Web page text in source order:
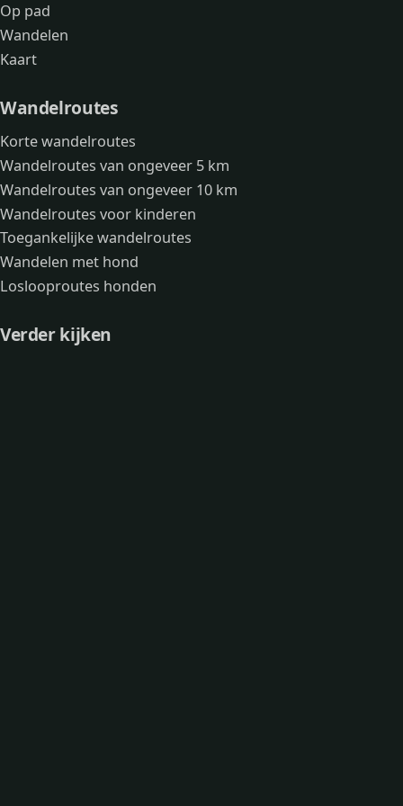
Op pad
Wandelen
Kaart
Wandelroutes
Korte wandelroutes
Wandelroutes van ongeveer 5 km
Wandelroutes van ongeveer 10 km
Wandelroutes voor kinderen
Toegankelijke wandelroutes
Wandelen met hond
Loslooproutes honden
Verder kijken